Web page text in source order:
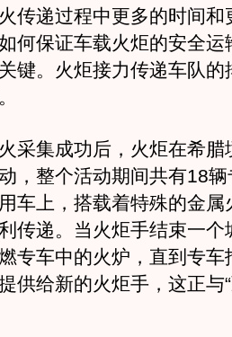
递过程中更多的时间和
何保证车载火炬的安全运
键。火炬接力传递车队的
集成功后，火炬在希腊
，整个活动期间共有18
车上，搭载着特殊的金属
传递。当火炬手结束一个
专车中的火炉，直到专车
供给新的火炬手，这正与